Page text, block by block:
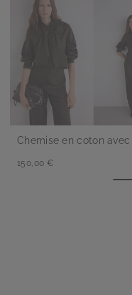
Chemise en coton
150,00 €